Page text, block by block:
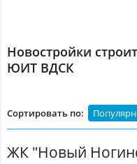
Новостройки
ЮИТ ВДСК
Сортировать по:
ЖК "Новый